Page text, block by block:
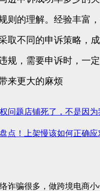
则的理解。经验丰富
取不同的申诉策略，
规，需要申诉时，一
来更大的麻烦
问题店铺死了，不是因
点！上架慢该如何正确应
诈骗很多，做跨境电商